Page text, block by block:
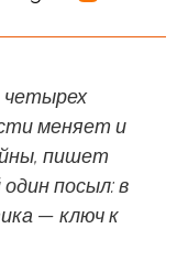
меняет и
пишет
посыл: в
— ключ к